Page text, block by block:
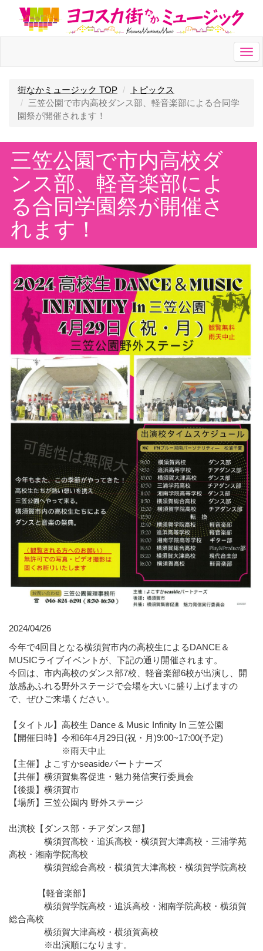
街なかミュージック TOP
トピックス
三笠公園で市内高校ダンス部、軽音楽部による合同学
園祭が開催されます！
三笠公園で市内高校ダ
ンス部、軽音楽部によ
る合同学園祭が開催さ
れます！
2024/04/26
今年で4回目となる横須賀市内の高校生によるDANCE＆
MUSICライブイベントが、下記の通り開催されます。
今回は、市内高校のダンス部7校、軽音楽部6校が出演し、開
放感あふれる野外ステージで会場を大いに盛り上げますの
で、ぜひご来場ください。
【タイトル】高校生 Dance & Music Infinity In 三笠公園
【開催日時】令和6年4月29日(祝・月)9:00~17:00(予定)
※雨天中止
【主催】よこすかseasideパートナーズ
【共催】横須賀集客促進・魅力発信実行委員会
【後援】横須賀市
【場所】三笠公園内 野外ステージ
出演校【ダンス部・チアダンス部】
横須賀高校・追浜高校・横須賀大津高校・三浦学苑
高校・湘南学院高校
横須賀総合高校・横須賀大津高校・横須賀学院高校
【軽音楽部】
横須賀学院高校・追浜高校・湘南学院高校・横須賀
総合高校
横須賀大津高校・横須賀高校
※出演順になります。